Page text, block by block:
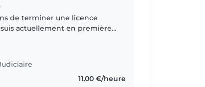
de terminer une licence
actuellement en première
11,00 €/heure